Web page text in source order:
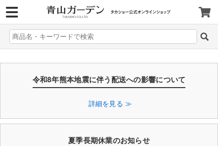
令和8年熊本地震に伴う配送への影響について
詳細を見る ≫
夏季長期休業のお知らせ